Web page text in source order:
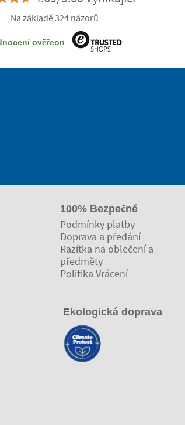
Na základě 324 názorů
ověřeon
100% Bezpečné
Podmínky platby
Doprava a předání
Razítka na oblečení a
předměty
Politika Vrácení
Ekologická doprava